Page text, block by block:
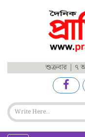
শুক্রবার | ৭